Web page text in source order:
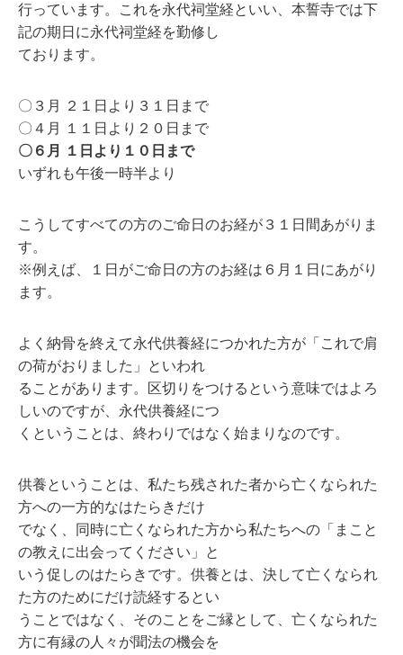
⾏っています。これを永代祠堂経といい、本誓寺では下
記の期⽇に永代祠堂経を勤修し
ております。
〇３⽉ ２１⽇より３１⽇まで
〇４⽉ １１⽇より２０⽇まで
〇６⽉ １⽇より１０⽇まで
いずれも午後⼀時半より
こうしてすべての⽅のご命⽇のお経が３１⽇間あがりま
す。
※例えば、１⽇がご命⽇の⽅のお経は６⽉１⽇にあがり
ます。
よく納⾻を終えて永代供養経につかれた⽅が「これで肩
の荷がおりました」といわれ
ることがあります。区切りをつけるという意味ではよろ
しいのですが、永代供養経につ
くということは、終わりではなく始まりなのです。
供養ということは、私たち残された者から亡くなられた
⽅への⼀⽅的なはたらきだけ
でなく、同時に亡くなられた⽅から私たちへの「まこと
の教えに出会ってください」と
いう促しのはたらきです。供養とは、決して亡くなられ
た⽅のためにだけ読経するとい
うことではなく、そのことをご縁として、亡くなられた
⽅に有縁の⼈々が聞法の機会を